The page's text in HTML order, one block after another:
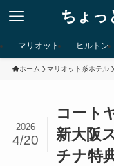
ちょっ
マリオット ヒルトン
ホーム マリオット系ホテル
コート
新大阪
チナ特
2026
4/20